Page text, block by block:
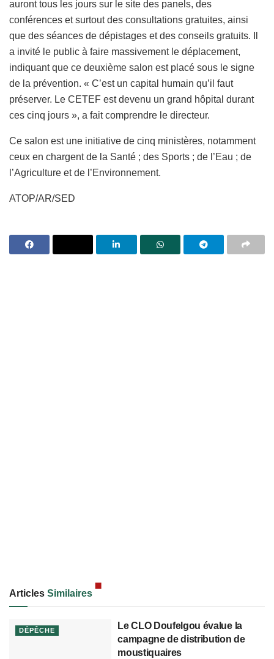
auront tous les jours sur le site des panels, des
conférences et surtout des consultations gratuites, ainsi
que des séances de dépistages et des conseils gratuits. Il
a invité le public à faire massivement le déplacement,
indiquant que ce deuxième salon est placé sous le signe
de la prévention. « C’est un capital humain qu’il faut
préserver. Le CETEF est devenu un grand hôpital durant
ces cinq jours », a fait comprendre le directeur.
Ce salon est une initiative de cinq ministères, notamment
ceux en chargent de la Santé ; des Sports ; de l’Eau ; de
l’Agriculture et de l’Environnement.
ATOP/AR/SED
Articles Similaires
DÉPÊCHE
Le CLO Doufelgou évalue la
campagne de distribution de
moustiquaires